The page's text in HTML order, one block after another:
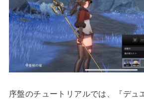
序盤のチュートリアルでは、『デュ